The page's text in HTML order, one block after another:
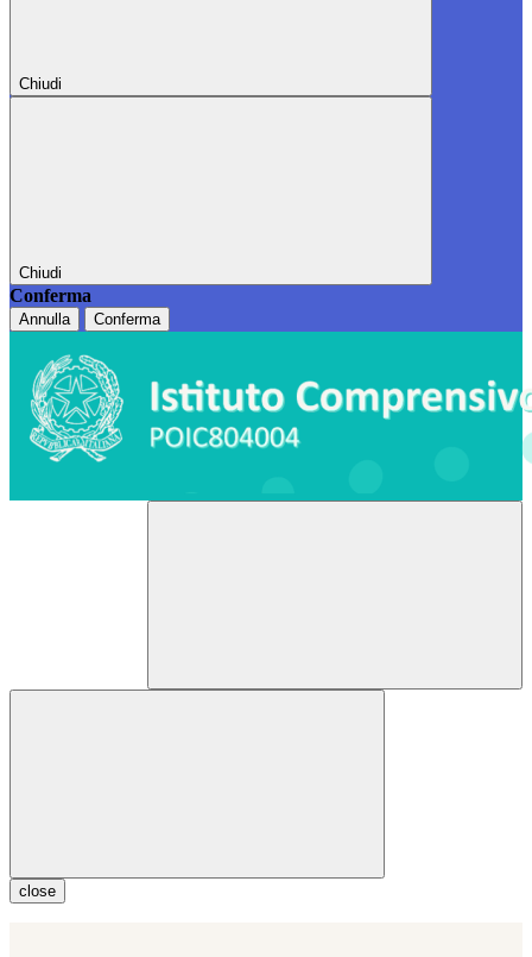
Chiudi
Chiudi
Conferma
Annulla Conferma
close